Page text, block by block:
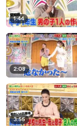
1:44
2:08
3:55